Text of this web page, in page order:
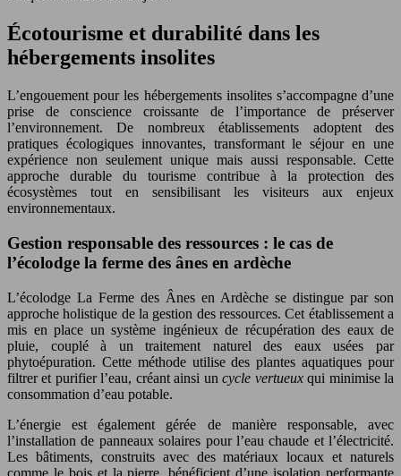
Écotourisme et durabilité dans les
hébergements insolites
L’engouement pour les hébergements insolites s’accompagne d’une
prise de conscience croissante de l’importance de préserver
l’environnement. De nombreux établissements adoptent des
pratiques écologiques innovantes, transformant le séjour en une
expérience non seulement unique mais aussi responsable. Cette
approche durable du tourisme contribue à la protection des
écosystèmes tout en sensibilisant les visiteurs aux enjeux
environnementaux.
Gestion responsable des ressources : le cas de
l’écolodge la ferme des ânes en ardèche
L’écolodge La Ferme des Ânes en Ardèche se distingue par son
approche holistique de la gestion des ressources. Cet établissement a
mis en place un système ingénieux de récupération des eaux de
pluie, couplé à un traitement naturel des eaux usées par
phytoépuration. Cette méthode utilise des plantes aquatiques pour
filtrer et purifier l’eau, créant ainsi uncycle vertueuxqui minimise la
consommation d’eau potable.
L’énergie est également gérée de manière responsable, avec
l’installation de panneaux solaires pour l’eau chaude et l’électricité.
Les bâtiments, construits avec des matériaux locaux et naturels
comme le bois et la pierre, bénéficient d’une isolation performante